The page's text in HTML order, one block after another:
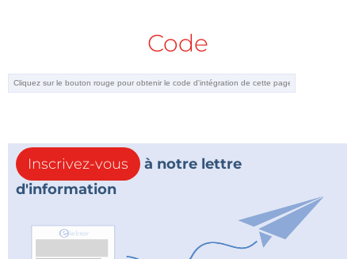
Code
Inscrivez-vous
à notre lettre
d'information